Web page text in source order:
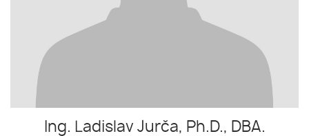
Ing. Ladislav Jurča, Ph.D., DBA.